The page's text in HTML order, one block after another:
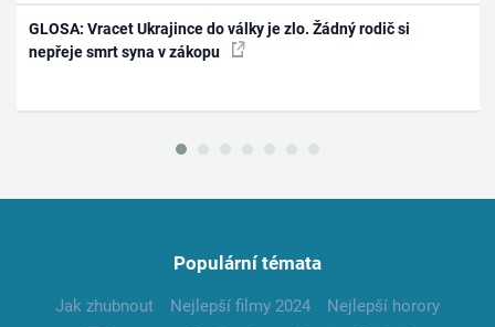
GLOSA: Vracet Ukrajince do války je zlo. Žádný rodič si
nepřeje smrt syna v zákopu
Populární témata
Jak zhubnout Nejlepší filmy 2024
Nejlepší horory